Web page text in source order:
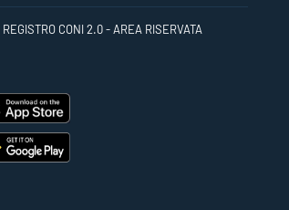
REGISTRO CONI 2.0 - AREA RISERVATA